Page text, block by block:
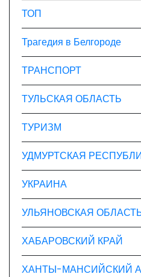
ТОП
Трагедия в Белгороде
ТРАНСПОРТ
ТУЛЬСКАЯ ОБЛАСТЬ
ТУРИЗМ
УДМУРТСКАЯ
УКРАИНА
УЛЬЯНОВСКАЯ
ХАБАРОВСКИЙ КРАЙ
ХАНТЫ-МАНСИЙСКИЙ